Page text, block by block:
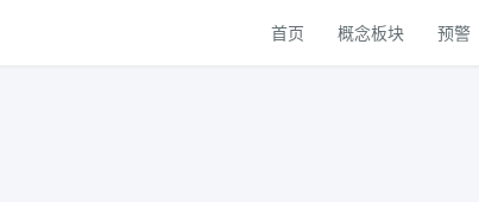
首页 概念板块 预警